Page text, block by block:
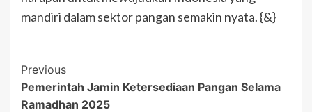
mandiri dalam sektor pangan semakin nyata. {&}
Post
Navigation
Previous
Pemerintah Jamin Ketersediaan Pangan Selama
Ramadhan 2025